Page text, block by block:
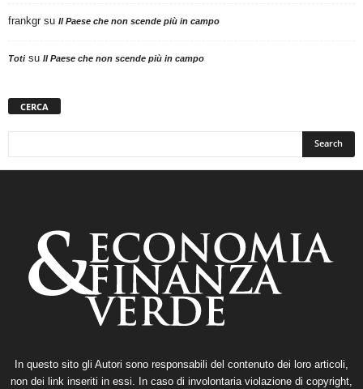
frankgr su Il Paese che non scende più in campo
Totisu Il Paese che non scende più in campo
CERCA
In questo sito gli Autori sono responsabili del contenuto dei loro articoli,
non dei link inseriti in essi. In caso di involontaria violazione di copyright,